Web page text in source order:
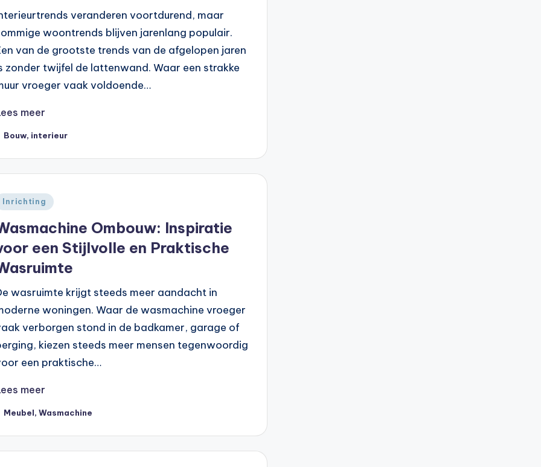
veranderen voortdurend, maar
woontrends blijven jarenlang populair.
van de grootste trends van de afgelopen jaren
zonder twijfel de lattenwand. Waar een strakke
vroeger vaak voldoende…
meer
Bouw, interieur
Inrichting
Ombouw: Inspiratie
een Stijlvolle en Praktische
wasruimte krijgt steeds meer aandacht in
woningen. Waar de wasmachine vroeger
verborgen stond in de badkamer, garage of
kiezen steeds meer mensen tegenwoordig
een praktische…
meer
Meubel,Wasmachine